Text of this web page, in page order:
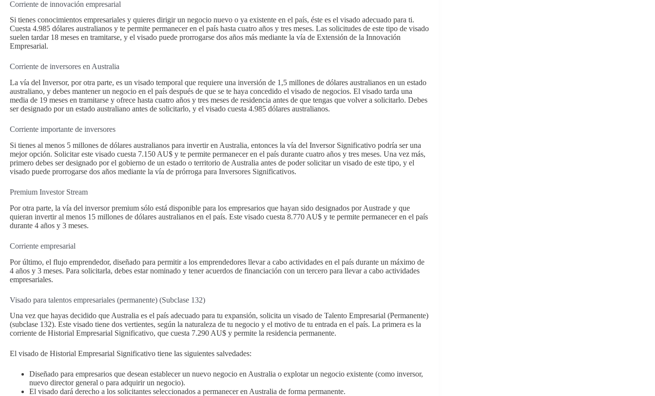
Corriente de innovación empresarial
Si tienes conocimientos empresariales y quieres dirigir un negocio nuevo o ya existente en el país, éste es el visado adecuado para ti.
Cuesta 4.985 dólares australianos y te permite permanecer en el país hasta cuatro años y tres meses. Las solicitudes de este tipo de visado
suelen tardar 18 meses en tramitarse, y el visado puede prorrogarse dos años más mediante la vía de Extensión de la Innovación
Empresarial.
Corriente de inversores en Australia
La vía del Inversor, por otra parte, es un visado temporal que requiere una inversión de 1,5 millones de dólares australianos en un estado
australiano, y debes mantener un negocio en el país después de que se te haya concedido el visado de negocios. El visado tarda una
media de 19 meses en tramitarse y ofrece hasta cuatro años y tres meses de residencia antes de que tengas que volver a solicitarlo. Debes
ser designado por un estado australiano antes de solicitarlo, y el visado cuesta 4.985 dólares australianos.
Corriente importante de inversores
Si tienes al menos 5 millones de dólares australianos para invertir en Australia, entonces la vía del Inversor Significativo podría ser una
mejor opción. Solicitar este visado cuesta 7.150 AU$ y te permite permanecer en el país durante cuatro años y tres meses. Una vez más,
primero debes ser designado por el gobierno de un estado o territorio de Australia antes de poder solicitar un visado de este tipo, y el
visado puede prorrogarse dos años mediante la vía de prórroga para Inversores Significativos.
Premium Investor Stream
Por otra parte, la vía del inversor premium sólo está disponible para los empresarios que hayan sido designados por Austrade y que
quieran invertir al menos 15 millones de dólares australianos en el país. Este visado cuesta 8.770 AU$ y te permite permanecer en el país
durante 4 años y 3 meses.
Corriente empresarial
Por último, el flujo emprendedor, diseñado para permitir a los emprendedores llevar a cabo actividades en el país durante un máximo de
4 años y 3 meses. Para solicitarla, debes estar nominado y tener acuerdos de financiación con un tercero para llevar a cabo actividades
empresariales.
Visado para talentos empresariales (permanente) (Subclase 132)
Una vez que hayas decidido que Australia es el país adecuado para tu expansión, solicita un visado de Talento Empresarial (Permanente)
(subclase 132). Este visado tiene dos vertientes, según la naturaleza de tu negocio y el motivo de tu entrada en el país. La primera es la
corriente de Historial Empresarial Significativo, que cuesta 7.290 AU$ y permite la residencia permanente.
El visado de Historial Empresarial Significativo tiene las siguientes salvedades:
Diseñado para empresarios que desean establecer un nuevo negocio en Australia o explotar un negocio existente (como inversor,
nuevo director general o para adquirir un negocio).
El visado dará derecho a los solicitantes seleccionados a permanecer en Australia de forma permanente.